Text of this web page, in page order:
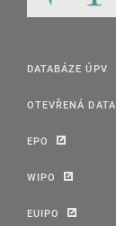
DATABÁZE ÚPV
OTEVŘENÁ DATA
EPO
WIPO
EUIPO